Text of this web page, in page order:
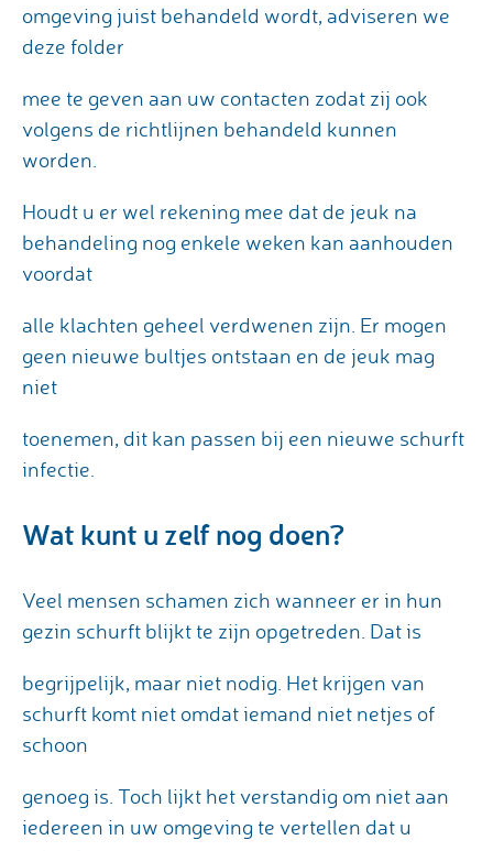
omgeving juist behandeld wordt, adviseren we
deze folder
mee te geven aan uw contacten zodat zij ook
volgens de richtlijnen behandeld kunnen
worden.
Houdt u er wel rekening mee dat de jeuk na
behandeling nog enkele weken kan aanhouden
voordat
alle klachten geheel verdwenen zijn. Er mogen
geen nieuwe bultjes ontstaan en de jeuk mag
niet
toenemen, dit kan passen bij een nieuwe schurft
infectie.
Wat kunt u zelf nog doen?
Veel mensen schamen zich wanneer er in hun
gezin schurft blijkt te zijn opgetreden. Dat is
begrijpelijk, maar niet nodig. Het krijgen van
schurft komt niet omdat iemand niet netjes of
schoon
genoeg is. Toch lijkt het verstandig om niet aan
iedereen in uw omgeving te vertellen dat u